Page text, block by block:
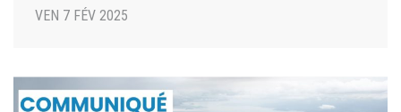
VEN 7 FÉV 2025